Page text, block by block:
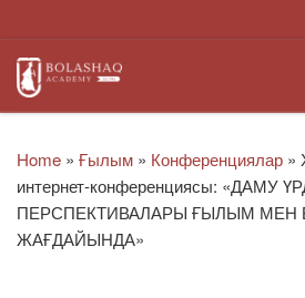
Home » Ғылым » Конференциялар »
интернет-конференциясы: «ДАМУ
ПЕРСПЕКТИВАЛАРЫ ҒЫЛЫМ МЕН
ЖАҒДАЙЫНДА»